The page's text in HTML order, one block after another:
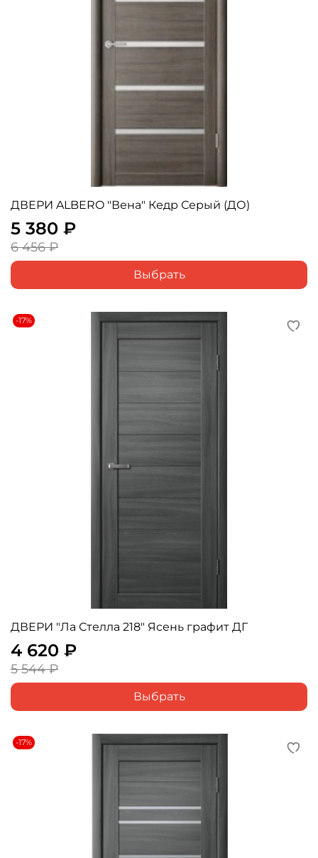
ДВЕРИ ALBERO "Вена" Кедр Серый (ДО)
5 380 ₽
6 456 ₽
Выбрать
-17%
ДВЕРИ "Ла Стелла 218" Ясень графит ДГ
4 620 ₽
5 544 ₽
Выбрать
-17%